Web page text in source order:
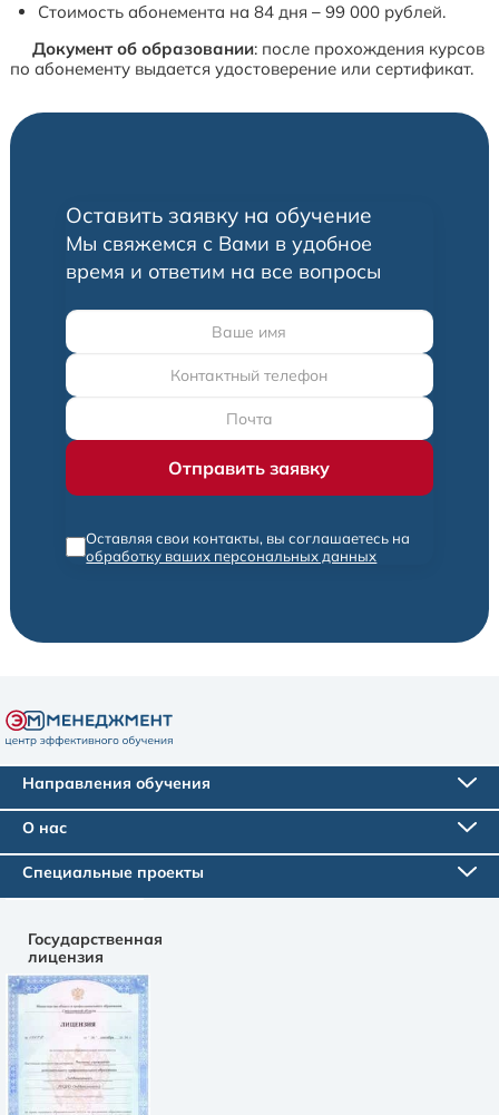
Стоимость абонемента на 84 дня – 99 000 рублей.
Документ об образовании: после прохождения курсов
по абонементу выдается удостоверение или сертификат.
Оставить заявку на обучение
Мы свяжемся с Вами в удобное
время и ответим на все вопросы
Оставляя свои контакты, вы соглашаетесь на
обработку ваших персональных данных
Направления обучения
Государственная
лицензия
О нас
Специальные проекты